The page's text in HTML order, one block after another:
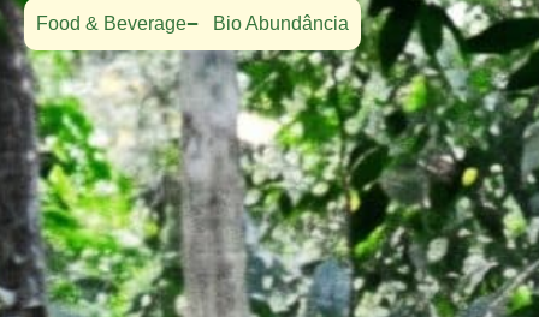
Food & Beverage Bio Abundância